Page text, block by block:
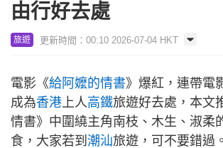
由行好去處
旅遊 更新時間：00:10 2026-07-04 HKT
電影《給阿嬤的情書》爆紅，連帶電
成為香港上人高鐵旅遊好去處，本文
情書》中圍繞主角南枝、木生、淑柔
食，大家若到 潮汕旅遊，可不要錯過。